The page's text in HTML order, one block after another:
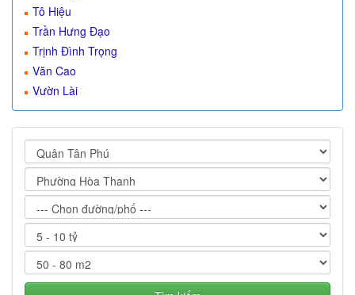
Tô Hiệu
Trần Hưng Đạo
Trịnh Đình Trọng
Văn Cao
Vườn Lài